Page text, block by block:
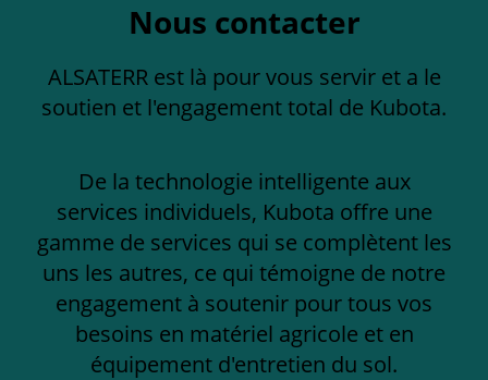
Nous contacter
ALSATERR est là pour vous servir et a le
soutien et l'engagement total de Kubota.
De la technologie intelligente aux
services individuels, Kubota offre une
gamme de services qui se complètent les
uns les autres, ce qui témoigne de notre
engagement à soutenir pour tous vos
besoins en matériel agricole et en
équipement d'entretien du sol.